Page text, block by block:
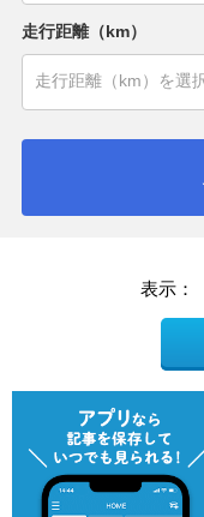
走行距離（km）
表示：